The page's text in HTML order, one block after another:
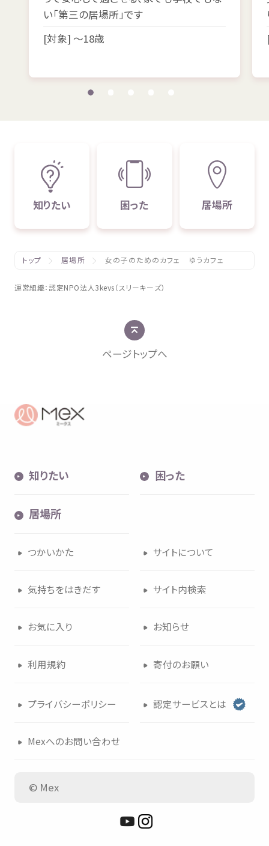
い「第三の居場所」です
[対象] ～18歳
知りたい 困った 居場所
トップ 居場所 女の子のためのカフェ ゆうカフェ
運営組織：認定NPO法人 3keys（スリーキーズ）
ページトップへ
知りたい 困った
居場所
つかいかた サイトについて
気持ちをはきだす サイト内検索
お気に入り お知らせ
利用規約 寄付のお願い
プライバシーポリシー 認定サービスとは
Mexへのお問い合わせ
© Mex